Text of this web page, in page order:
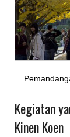
Kegiatan
Kinen Koen